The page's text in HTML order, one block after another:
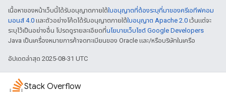
เนื้อหาของหน้าเว็บนี้ได้รับอนุญาตภายใต้ใบอนุญาตที่ต้องระบุที่มาของครีเอทีฟคอม
มอนส์ 4.0 และตัวอย่างโค้ดได้รับอนุญาตภายใต้ใบอนุญาต Apache 2.0 เว้นแต่จะ
ระบุไว้เป็นอย่างอื่น โปรดดูรายละเอียดที่นโยบายเว็บไซต์ Google Developers
Java เป็นเครื่องหมายการค้าจดทะเบียนของ Oracle และ/หรือบริษัทในเครือ
อัปเดตล่าสุด 2025-08-31 UTC
Stack Overflow